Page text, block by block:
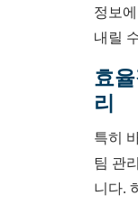
정보
내릴
효
리
특히
팀 관
니다.